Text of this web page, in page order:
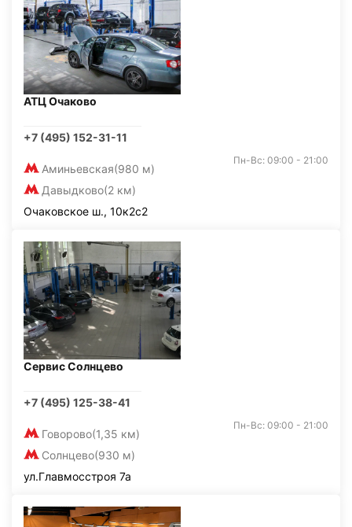
АТЦ Очаково
+7 (495) 152-31-11
Аминьевская(980 м)
Давыдково(2 км)
Пн-Вс: 09:00 - 21:00
Очаковское ш., 10к2с2
Сервис Солнцево
+7 (495) 125-38-41
Говорово(1,35 км)
Солнцево(930 м)
Пн-Вс: 09:00 - 21:00
ул.Главмосстроя 7а